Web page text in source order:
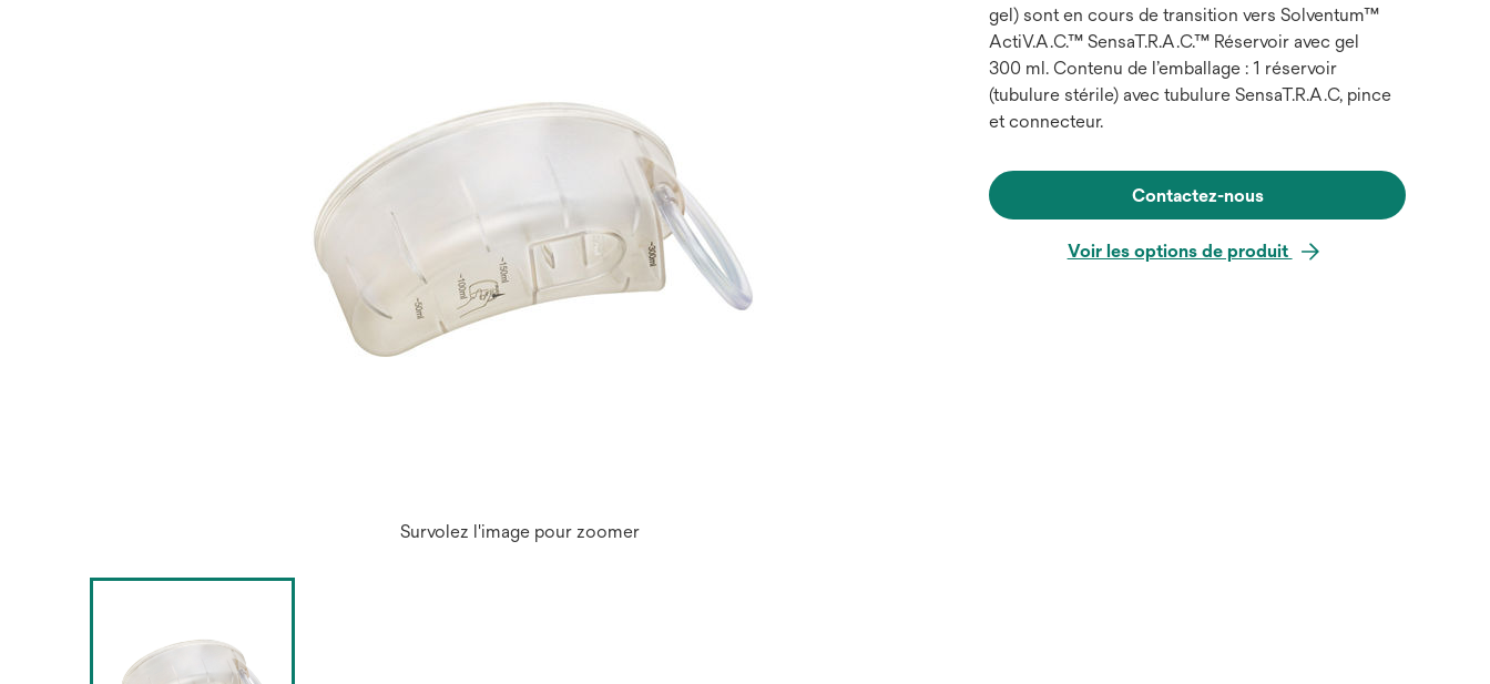
Survolez l'image pour zoomer
gel) sont en cours de transition vers Solventum™
ActiV.A.C.™ SensaT.R.A.C.™ Réservoir avec gel
300 ml. Contenu de l’emballage : 1 réservoir
(tubulure stérile) avec tubulure SensaT.R.A.C, pince
et connecteur.
Contactez-nous
Voir les options de produit